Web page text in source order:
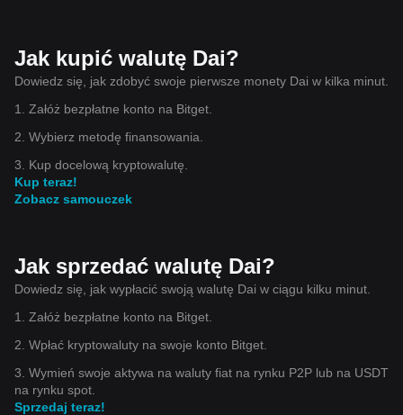
Jak kupić walutę Dai?
Dowiedz się, jak zdobyć swoje pierwsze monety Dai w kilka minut.
1. Załóż bezpłatne konto na Bitget.
2. Wybierz metodę finansowania.
3. Kup docelową kryptowalutę.
Kup teraz!
Zobacz samouczek
Jak sprzedać walutę Dai?
Dowiedz się, jak wypłacić swoją walutę Dai w ciągu kilku minut.
1. Załóż bezpłatne konto na Bitget.
2. Wpłać kryptowaluty na swoje konto Bitget.
3. Wymień swoje aktywa na waluty fiat na rynku P2P lub na USDT
na rynku spot.
Sprzedaj teraz!